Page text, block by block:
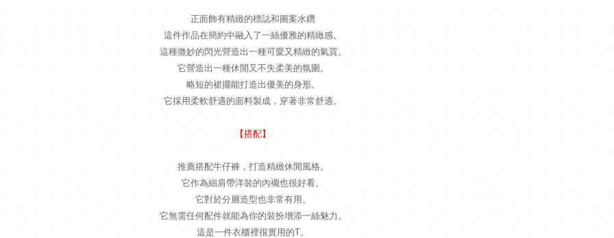
正面飾有精緻的標誌和圖案水鑽
這件作品在簡約中融入了一絲優雅的精緻感。
這種微妙的閃光營造出一種可愛又精緻的氣質。
它營造出一種休閒又不失柔美的氛圍。
略短的裙擺能打造出優美的身形。
它採用柔軟舒適的面料製成，穿著非常舒適。
【搭配】
推薦搭配牛仔褲，打造精緻休閒風格。
它作為細肩帶洋裝的內襯也很好看。
它對於分層造型也非常有用。
它無需任何配件就能為你的裝扮增添一絲魅力。
這是一件衣櫃裡很實用的T。